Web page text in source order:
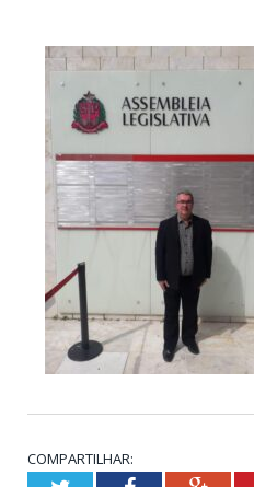
COMPARTILHAR: